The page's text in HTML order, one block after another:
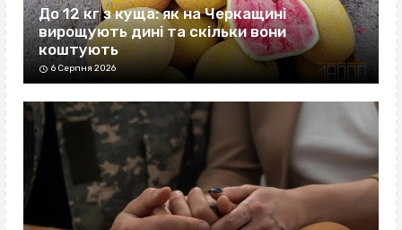
До 12 кг з куща: як на Черкащині
вирощують дині та скільки вони
коштують
6 Серпня 2026